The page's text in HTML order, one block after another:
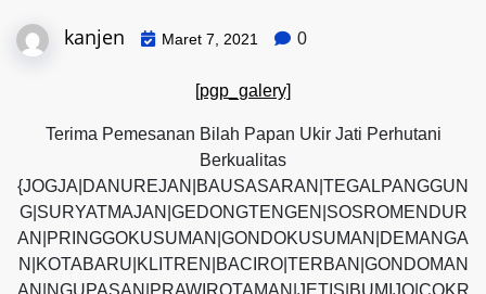
kanjen Maret 7, 2021 0
[pgp_galery]
Terima Pemesanan Bilah Papan Ukir Jati Perhutani
Berkualitas
{JOGJA|DANUREJAN|BAUSASARAN|TEGALPANGGUN
G|SURYATMAJAN|GEDONGTENGEN|SOSROMENDUR
AN|PRINGGOKUSUMAN|GONDOKUSUMAN|DEMANGA
N|KOTABARU|KLITREN|BACIRO|TERBAN|GONDOMAN
AN|NGUPASAN|PRAWIROTAMAN|JETIS|BUMIJO|COKR